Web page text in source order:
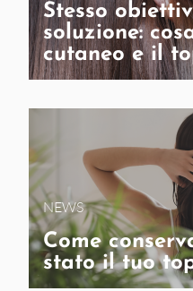
Stesso
soluzione:
cutaneo e il
NEWS
Come
stato il tuo